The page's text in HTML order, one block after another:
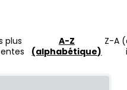
plus
A-Z
(alphabétique)
Z-A